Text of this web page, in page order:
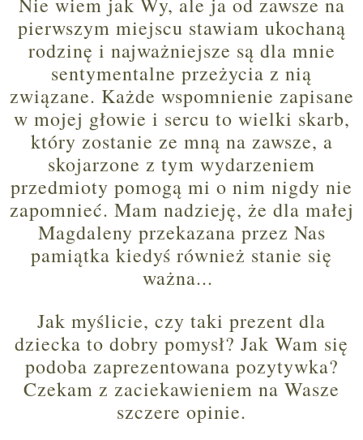
pierwszym miejscu stawiam ukochaną
rodzinę i najważniejsze są dla mnie
sentymentalne przeżycia z nią
związane. Każde wspomnienie zapisane
w mojej głowie i sercu to wielki skarb,
który zostanie ze mną na zawsze, a
skojarzone z tym wydarzeniem
przedmioty pomogą mi o nim nigdy nie
zapomnieć. Mam nadzieję, że dla małej
Magdaleny przekazana przez Nas
pamiątka kiedyś również stanie się
ważna...
Jak myślicie, czy taki prezent dla
dziecka to dobry pomysł? Jak Wam się
podoba zaprezentowana pozytywka?
Czekam z zaciekawieniem na Wasze
szczere opinie.